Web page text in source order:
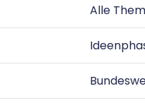
Alle